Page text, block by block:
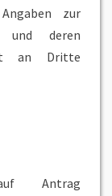
zur
und deren
an Dritte
Antrag